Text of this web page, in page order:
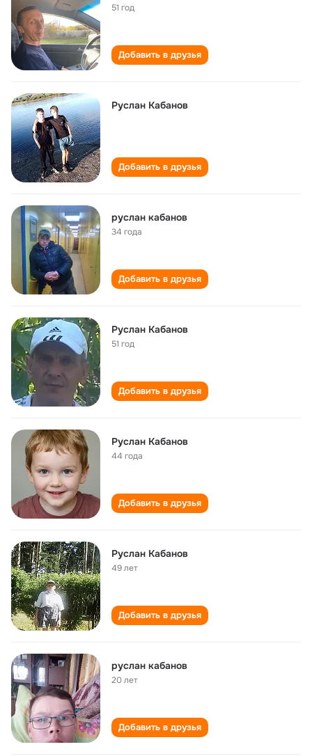
51 год
Добавить в друзья
Руслан Кабанов
Добавить в друзья
руслан кабанов
34 года
Добавить в друзья
Руслан Кабанов
51 год
Добавить в друзья
Руслан Кабанов
44 года
Добавить в друзья
Руслан Кабанов
49 лет
Добавить в друзья
руслан кабанов
20 лет
Добавить в друзья